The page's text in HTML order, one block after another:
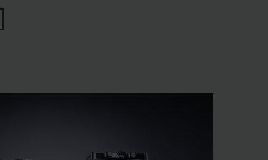
svojho toku
repasácii a predaju